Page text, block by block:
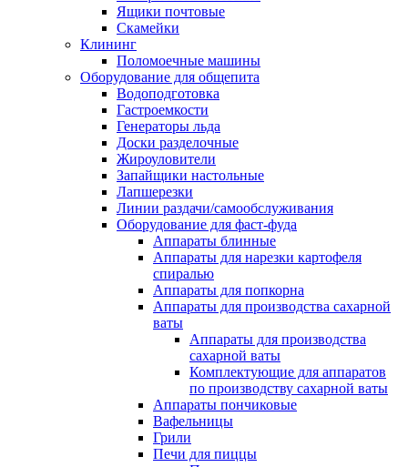
Ящики почтовые
Скамейки
Клининг
Поломоечные машины
Оборудование для общепита
Водоподготовка
Гастроемкости
Генераторы льда
Доски разделочные
Жироуловители
Запайщики настольные
Лапшерезки
Линии раздачи/самообслуживания
Оборудование для фаст-фуда
Аппараты блинные
Аппараты для нарезки картофеля
спиралью
Аппараты для попкорна
Аппараты для производства сахарной
ваты
Аппараты для производства
сахарной ваты
Комплектующие для аппаратов
по производству сахарной ваты
Аппараты пончиковые
Вафельницы
Грили
Печи для пиццы